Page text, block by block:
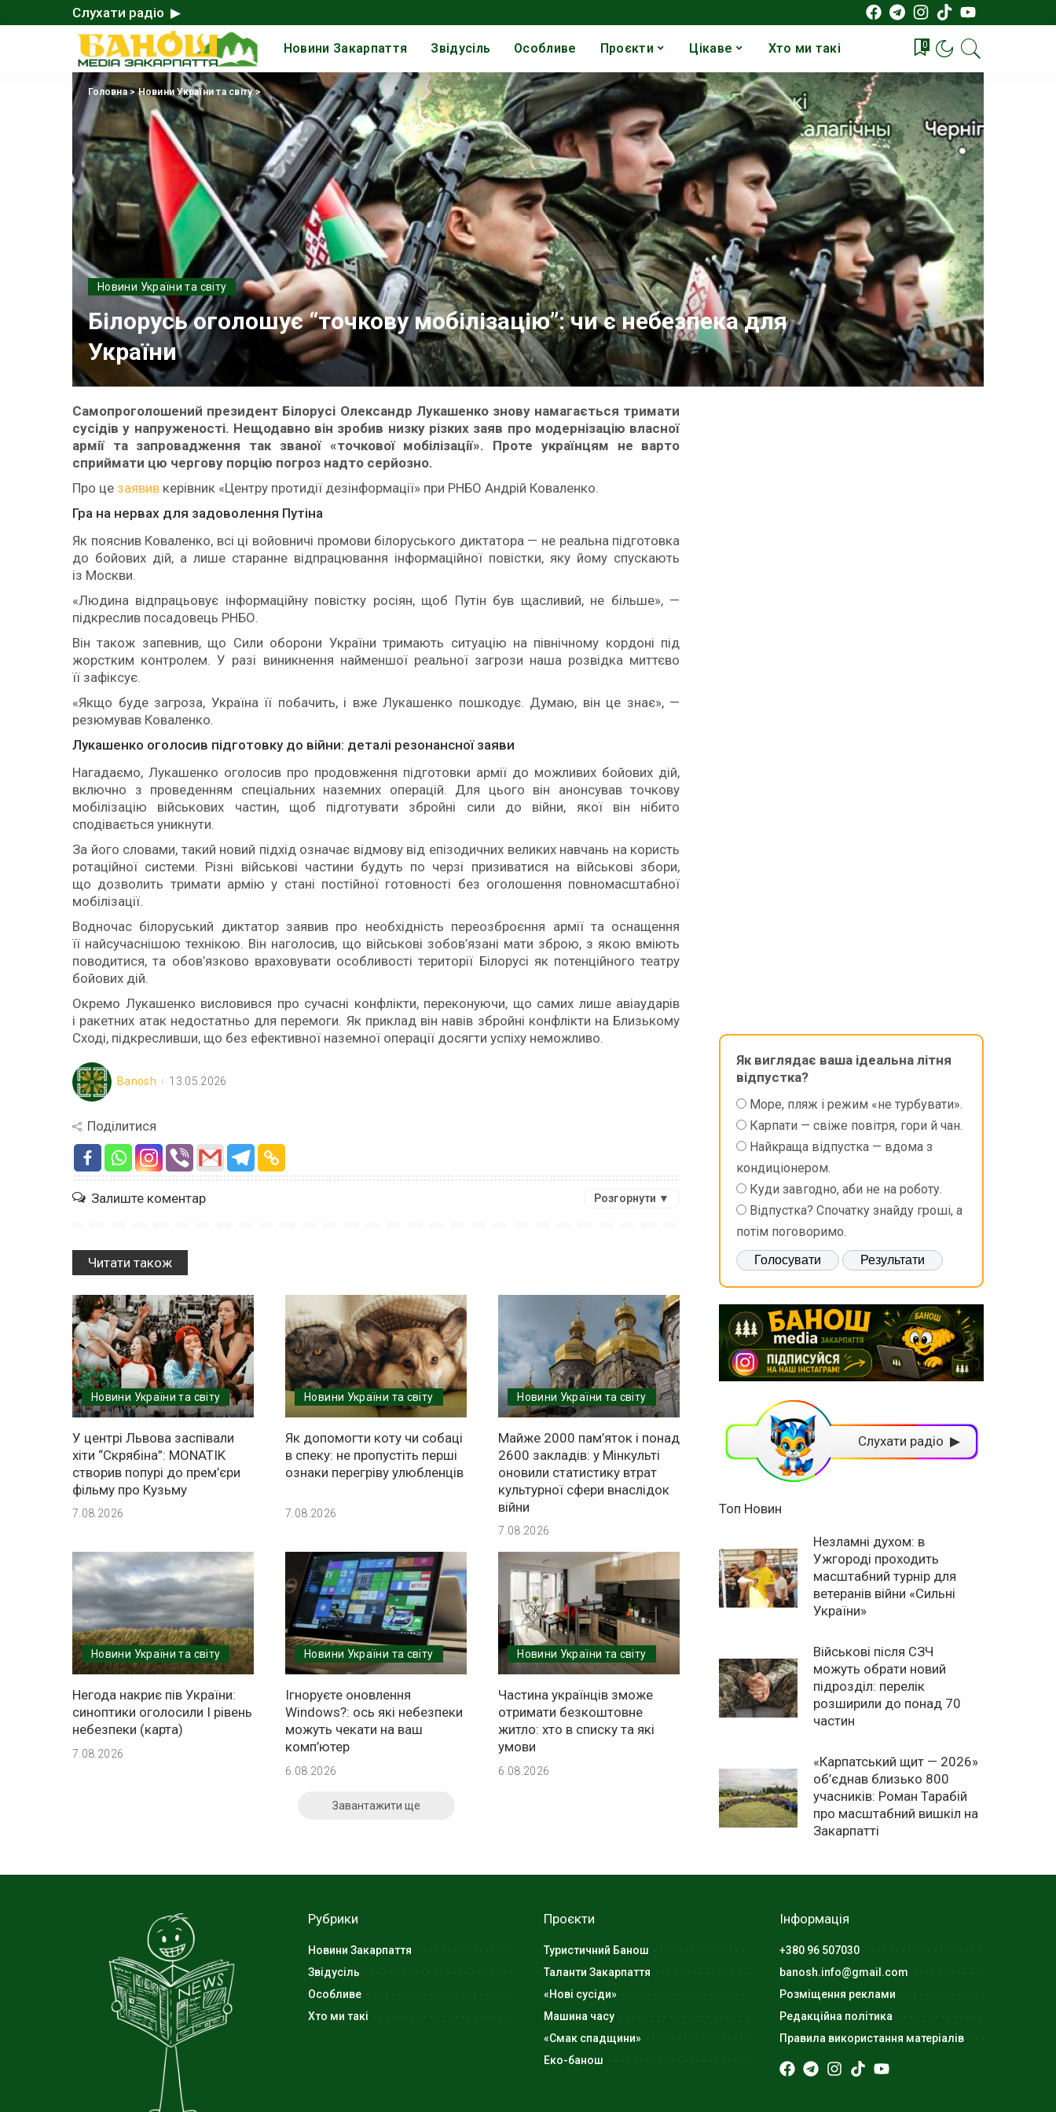
Слухати радіо ▶
Новини Закарпаття Звідусіль Особливе Проєкти Цікаве Хто ми такі 0
Головна>Новини України та світу>
Новини України та світу
Білорусь оголошує “точкову мобілізацію”: чи є небезпека для
України
Самопроголошений президент Білорусі Олександр Лукашенко знову намагається тримати
сусідів у напруженості. Нещодавно він зробив низку різких заяв про модернізацію власної
армії та запровадження так званої «точкової мобілізації». Проте українцям не варто
сприймати цю чергову порцію погроз надто серйозно.
Про це заявив керівник «Центру протидії дезінформації» при РНБО Андрій Коваленко.
Гра на нервах для задоволення Путіна
Як пояснив Коваленко, всі ці войовничі промови білоруського диктатора — не реальна підготовка
до бойових дій, а лише старанне відпрацювання інформаційної повістки, яку йому спускають
із Москви.
«Людина відпрацьовує інформаційну повістку росіян, щоб Путін був щасливий, не більше», —
підкреслив посадовець РНБО.
Він також запевнив, що Сили оборони України тримають ситуацію на північному кордоні під
жорстким контролем. У разі виникнення найменшої реальної загрози наша розвідка миттєво
її зафіксує.
«Якщо буде загроза, Україна її побачить, і вже Лукашенко пошкодує. Думаю, він це знає», —
резюмував Коваленко.
Лукашенко оголосив підготовку до війни: деталі резонансної заяви
Нагадаємо, Лукашенко оголосив про продовження підготовки армії до можливих бойових дій,
включно з проведенням спеціальних наземних операцій. Для цього він анонсував точкову
мобілізацію військових частин, щоб підготувати збройні сили до війни, якої він нібито
сподівається уникнути.
За його словами, такий новий підхід означає відмову від епізодичних великих навчань на користь
ротаційної системи. Різні військові частини будуть по черзі призиватися на військові збори,
що дозволить тримати армію у стані постійної готовності без оголошення повномасштабної
мобілізації.
Водночас білоруський диктатор заявив про необхідність переозброєння армії та оснащення
її найсучаснішою технікою. Він наголосив, що військові зобов’язані мати зброю, з якою вміють
поводитися, та обов’язково враховувати особливості території Білорусі як потенційного театру
бойових дій.
Окремо Лукашенко висловився про сучасні конфлікти, переконуючи, що самих лише авіаударів
і ракетних атак недостатньо для перемоги. Як приклад він навів збройні конфлікти на Близькому
Сході, підкресливши, що без ефективної наземної операції досягти успіху неможливо.
Banosh 13.05.2026
Поділитися
Залиште коментар Розгорнути ▼
Читати також
Новини України та світу
У центрі Львова заспівали
хіти “Скрябіна”: MONATIK
створив попурі до прем’єри
фільму про Кузьму
7.08.2026
Новини України та світу
Як допомогти коту чи собаці
в спеку: не пропустіть перші
ознаки перегріву улюбленців
7.08.2026
Новини України та світу
Майже 2000 пам’яток і понад
2600 закладів: у Мінкульті
оновили статистику втрат
культурної сфери внаслідок
війни
7.08.2026
Новини України та світу
Негода накриє пів України:
синоптики оголосили І рівень
небезпеки (карта)
7.08.2026
Новини України та світу
Ігноруєте оновлення
Windows?: ось які небезпеки
можуть чекати на ваш
комп’ютер
6.08.2026
Новини України та світу
Частина українців зможе
отримати безкоштовне
житло: хто в списку та які
умови
6.08.2026
Завантажити ще
Як виглядає ваша ідеальна літня
відпустка?
Море, пляж і режим «не турбувати».
Карпати — свіже повітря, гори й чан.
Найкраща відпустка — вдома з
кондиціонером.
Куди завгодно, аби не на роботу.
Відпустка? Спочатку знайду гроші, а
потім поговоримо.
Слухати радіо ▶
Топ Новин
Незламні духом: в
Ужгороді проходить
масштабний турнір для
ветеранів війни «Сильні
України»
Військові після СЗЧ
можуть обрати новий
підрозділ: перелік
розширили до понад 70
частин
«Карпатський щит — 2026»
об’єднав близько 800
учасників: Роман Тарабій
про масштабний вишкіл на
Закарпатті
Рубрики
Новини Закарпаття
Звідусіль
Особливе
Хто ми такі
Проєкти
Туристичний Банош
Таланти Закарпаття
«Нові сусіди»
Машина часу
«Смак спадщини»
Еко-банош
Інформація
+380 96 507030
banosh.info@gmail.com
Розміщення реклами
Редакційна політика
Правила використання матеріалів